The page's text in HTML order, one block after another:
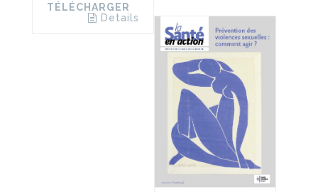
TÉLÉCHARGER
Details